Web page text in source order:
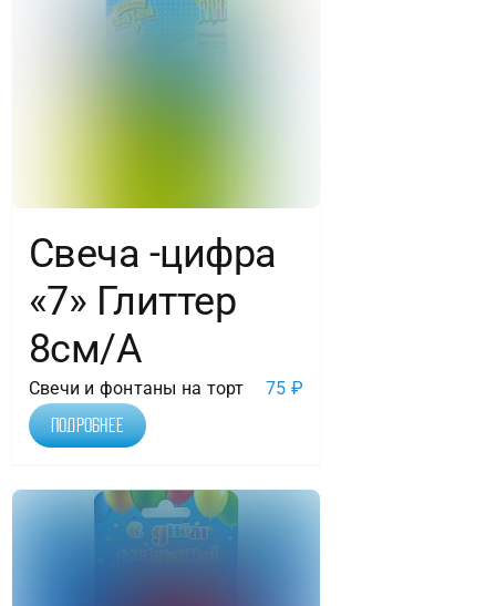
Свеча -цифра
«7» Глиттер
8см/A
Свечи и фонтаны на торт 75 ₽
Подробнее